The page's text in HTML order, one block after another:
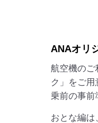
ANAオリ
航空機のご
ク」をご
乗前の事前
おとな編は